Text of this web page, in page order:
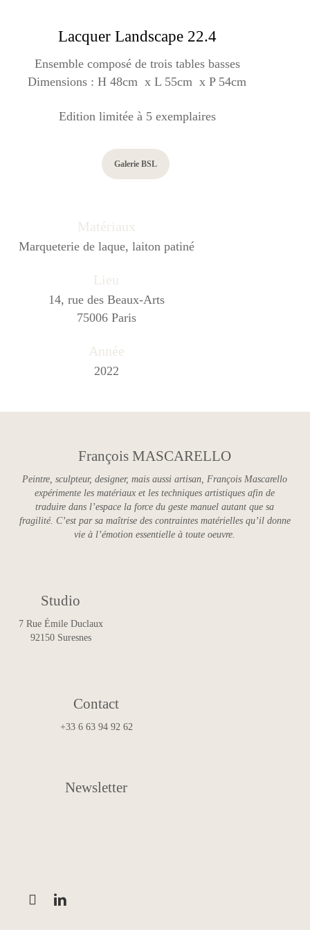
Lacquer Landscape 22.4
Ensemble composé de trois tables basses
Dimensions : H 48cm x L 55cm x P 54cm
Edition limitée à 5 exemplaires
Galerie BSL
Matériaux
Marqueterie de laque, laiton patiné
Lieu
14, rue des Beaux-Arts
75006 Paris
Année
2022
François MASCARELLO
Peintre, sculpteur, designer, mais aussi artisan, François Mascarello
expérimente les matériaux et les techniques artistiques afin de
traduire dans l’espace la force du geste manuel autant que sa
fragilité. C’est par sa maîtrise des contraintes matérielles qu’il donne
vie à l’émotion essentielle à toute oeuvre.
Studio
7 Rue Émile Duclaux
92150 Suresnes
Contact
+33 6 63 94 92 62
Newsletter